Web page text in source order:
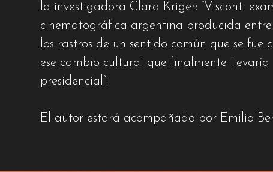
la investigadora Clara Kriger: “Visconti
cinematográfica argentina producida
los rastros de un sentido común que se
ese cambio cultural que finalmente
presidencial”.
El autor estará acompañado por Emilio